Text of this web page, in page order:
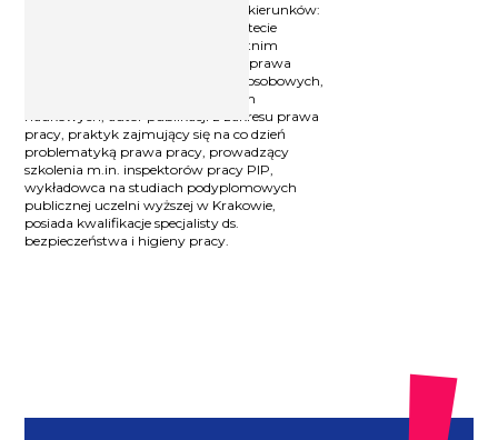
Prawnych w Krakowie, absolwent kierunków:
prawo i administracja na Uniwersytecie
Jagiellońskim, trener z ponad 14-letnim
doświadczeniem m.in. w obszarze prawa
pracy oraz przetwarzania danych osobowych,
prelegent na licznych konferencjach
naukowych, autor publikacji z zakresu prawa
pracy, praktyk zajmujący się na co dzień
problematyką prawa pracy, prowadzący
szkolenia m.in. inspektorów pracy PIP,
wykładowca na studiach podyplomowych
publicznej uczelni wyższej w Krakowie,
posiada kwalifikacje specjalisty ds.
bezpieczeństwa i higieny pracy.